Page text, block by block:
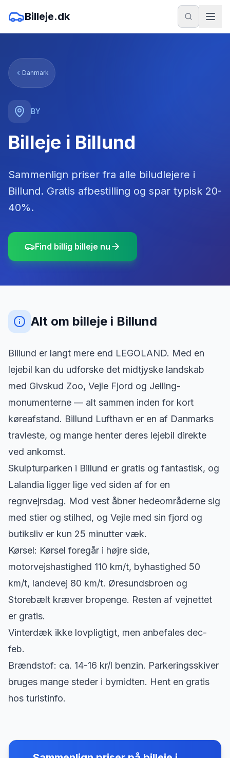
Billeje.dk
Danmark
BY
Billeje i Billund
Sammenlign priser fra alle biludlejere i
Billund. Gratis afbestilling og spar typisk 20-
40%.
Find billig billeje nu
Alt om billeje i Billund
Billund er langt mere end LEGOLAND. Med en
lejebil kan du udforske det midtjyske landskab
med Givskud Zoo, Vejle Fjord og Jelling-
monumenterne — alt sammen inden for kort
køreafstand. Billund Lufthavn er en af Danmarks
travleste, og mange henter deres lejebil direkte
ved ankomst.
Skulpturparken i Billund er gratis og fantastisk, og
Lalandia ligger lige ved siden af for en
regnvejrsdag. Mod vest åbner hedeområderne sig
med stier og stilhed, og Vejle med sin fjord og
butiksliv er kun 25 minutter væk.
Kørsel: Kørsel foregår i højre side,
motorvejshastighed 110 km/t, byhastighed 50
km/t, landevej 80 km/t. Øresundsbroen og
Storebælt kræver bropenge. Resten af vejnettet
er gratis.
Vinterdæk ikke lovpligtigt, men anbefales dec-
feb.
Brændstof: ca. 14-16 kr/l benzin. Parkeringsskiver
bruges mange steder i bymidten. Hent en gratis
hos turistinfo.